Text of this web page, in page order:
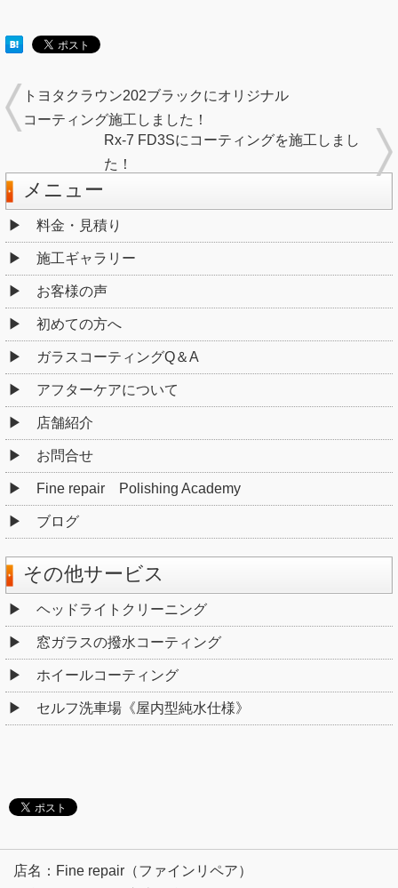
トヨタクラウン202ブラックにオリジナル
コーティング施工しました！
Rx-7 FD3Sにコーティングを施工しまし
た！
メニュー
料金・見積り
施工ギャラリー
お客様の声
初めての方へ
ガラスコーティングQ＆A
アフターケアについて
店舗紹介
お問合せ
Fine repair Polishing Academy
ブログ
その他サービス
ヘッドライトクリーニング
窓ガラスの撥水コーティング
ホイールコーティング
セルフ洗車場《屋内型純水仕様》
店名：Fine repair（ファインリペア）